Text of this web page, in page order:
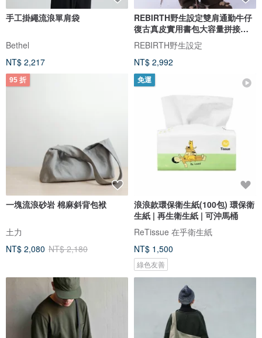
手工掛繩流浪單肩袋
Bethel
NT$ 2,217
REBIRTH野生設定雙肩通勤牛仔
復古真皮實用書包大容量拼接流
浪包
REBIRTH野生設定
NT$ 2,992
95 折
一塊流浪砂岩 棉麻斜背包袱
土力
NT$ 2,080 NT$ 2,180
免運
浪浪款環保衛生紙(100包) 環保衛
生紙 | 再生衛生紙 | 可沖馬桶
ReTissue 在乎衛生紙
NT$ 1,500
綠色友善